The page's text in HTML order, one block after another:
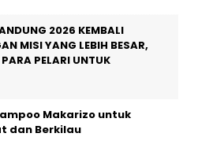
2026 KEMBALI
MISI YANG LEBIH BESAR,
PELARI UNTUK
Makarizo untuk
dan Berkilau